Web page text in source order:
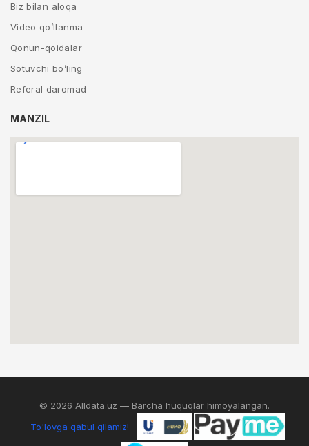
Biz bilan aloqa
Video qo’llanma
Qonun-qoidalar
Sotuvchi bo’ling
Referal daromad
MANZIL
© 2026 Alldata.uz — Barcha huquqlar himoyalangan.
To'lovga qabul qilamiz!